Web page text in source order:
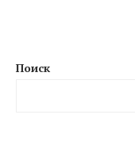
Поиск